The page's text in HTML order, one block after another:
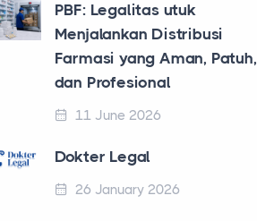
PBF: Legalitas utuk
Menjalankan Distribusi
Farmasi yang Aman, Patuh,
dan Profesional
11 June 2026
Dokter Legal
26 January 2026